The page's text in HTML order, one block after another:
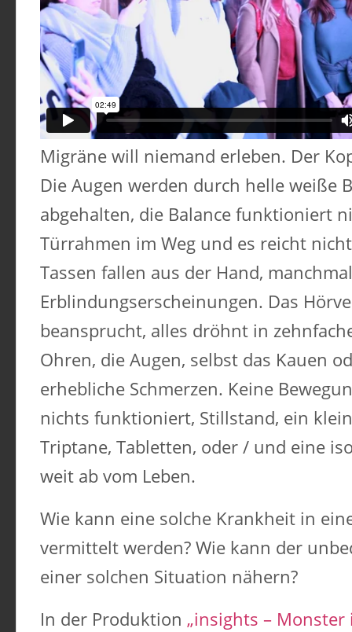
Migräne will niemand erleben. Der
Die Augen werden durch helle weiße
abgehalten, die Balance funktioniert
Türrahmen im Weg und es reicht
Tassen fallen aus der Hand,
Erblindungserscheinungen. Das
beansprucht, alles dröhnt in
Ohren, die Augen, selbst das Kauen
erhebliche Schmerzen. Keine
nichts funktioniert, Stillstand, ein
Triptane, Tabletten, oder / und eine
weit ab vom Leben.
Wie kann eine solche Krankheit in
vermittelt werden? Wie kann der
einer solchen Situation nähern?
In der Produktion „insights – Monster